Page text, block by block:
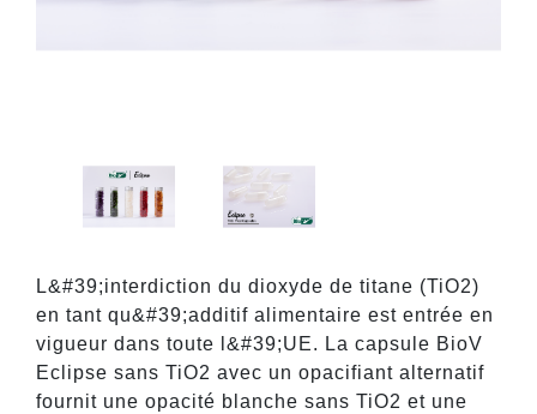
L&#39;interdiction du dioxyde de titane (TiO2)
en tant qu&#39;additif alimentaire est entrée en
vigueur dans toute l&#39;UE. La capsule BioV
Eclipse sans TiO2 avec un opacifiant alternatif
fournit une opacité blanche sans TiO2 et une